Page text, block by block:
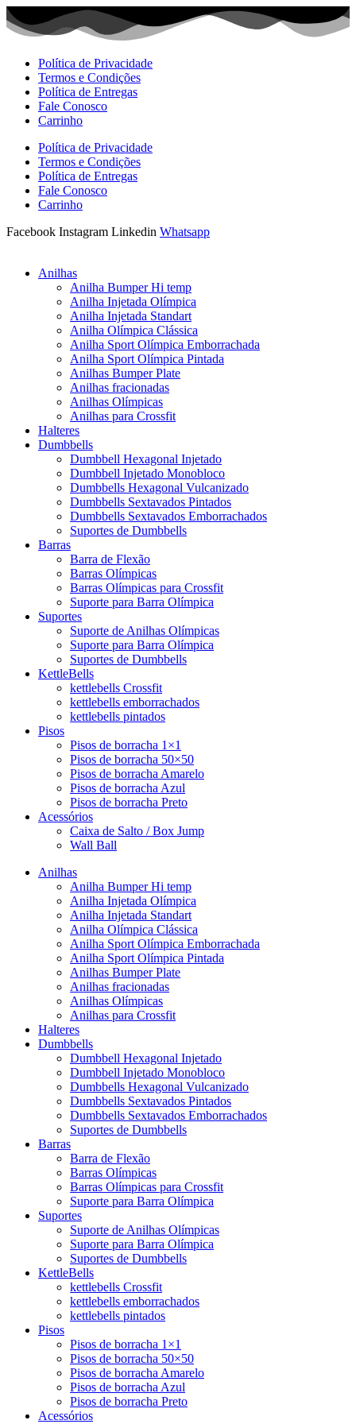
Ir
para
Política de Privacidade
Termos e Condições
Política de Entregas
Fale Conosco
Carrinho
Política de Privacidade
Termos e Condições
Política de Entregas
Fale Conosco
Carrinho
Facebook Instagram Linkedin Whatsapp
Anilhas
Anilha Bumper Hi temp
Anilha Injetada Olímpica
Anilha Injetada Standart
Anilha Olímpica Clássica
Anilha Sport Olímpica Emborrachada
Anilha Sport Olímpica Pintada
Anilhas Bumper Plate
Anilhas fracionadas
Anilhas Olímpicas
Anilhas para Crossfit
Halteres
Dumbbells
Dumbbell Hexagonal Injetado
Dumbbell Injetado Monobloco
Dumbbells Hexagonal Vulcanizado
Dumbbells Sextavados Pintados
Dumbbells Sextavados Emborrachados
Suportes de Dumbbells
Barras
Barra de Flexão
Barras Olímpicas
Barras Olímpicas para Crossfit
Suporte para Barra Olímpica
Suportes
Suporte de Anilhas Olímpicas
Suporte para Barra Olímpica
Suportes de Dumbbells
KettleBells
kettlebells Crossfit
kettlebells emborrachados
kettlebells pintados
Pisos
Pisos de borracha 1×1
Pisos de borracha 50×50
Pisos de borracha Amarelo
Pisos de borracha Azul
Pisos de borracha Preto
Acessórios
Caixa de Salto / Box Jump
Wall Ball
Anilhas
Anilha Bumper Hi temp
Anilha Injetada Olímpica
Anilha Injetada Standart
Anilha Olímpica Clássica
Anilha Sport Olímpica Emborrachada
Anilha Sport Olímpica Pintada
Anilhas Bumper Plate
Anilhas fracionadas
Anilhas Olímpicas
Anilhas para Crossfit
Halteres
Dumbbells
Dumbbell Hexagonal Injetado
Dumbbell Injetado Monobloco
Dumbbells Hexagonal Vulcanizado
Dumbbells Sextavados Pintados
Dumbbells Sextavados Emborrachados
Suportes de Dumbbells
Barras
Barra de Flexão
Barras Olímpicas
Barras Olímpicas para Crossfit
Suporte para Barra Olímpica
Suportes
Suporte de Anilhas Olímpicas
Suporte para Barra Olímpica
Suportes de Dumbbells
KettleBells
kettlebells Crossfit
kettlebells emborrachados
kettlebells pintados
Pisos
Pisos de borracha 1×1
Pisos de borracha 50×50
Pisos de borracha Amarelo
Pisos de borracha Azul
Pisos de borracha Preto
Acessórios